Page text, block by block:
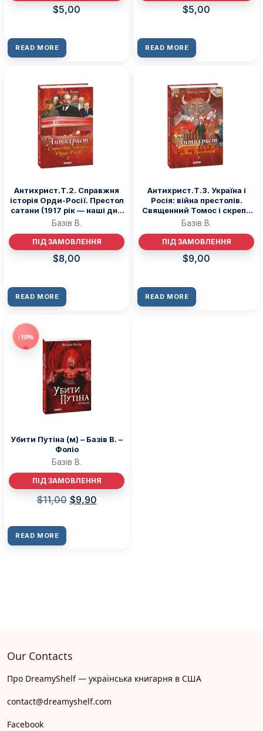
$5,00
READ MORE
$5,00
READ MORE
Антихрист.Т.2. Справжня
історія Орди-Росії. Престол
сатани (1917 рік — наші дні)
(м) – Базiв В. – Фоліо
Базiв В.
ПІД ЗАМОВЛЕННЯ
$8,00
READ MORE
Антихрист.Т.3. Україна і
Росія: війна престолів.
Священний Томос і скрепи
мракобісся (м) – Базiв В. –
Базiв В.
ПІД ЗАМОВЛЕННЯ
$9,00
READ MORE
-10%
Убити Путіна (м) – Базiв В. –
Фоліо
Базiв В.
ПІД ЗАМОВЛЕННЯ
$11,00 $9,90
READ MORE
Our Contacts
Про DreamyShelf — українська книгарня в США
contact@dreamyshelf.com
Facebook